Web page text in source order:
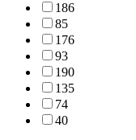
186
85
176
93
190
135
74
40